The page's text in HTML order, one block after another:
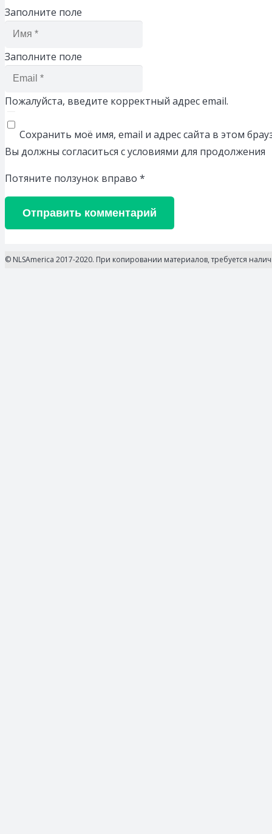
Заполните поле
Заполните поле
Пожалуйста, введите корректный адрес email.
Сохранить моё имя, email и адрес сайта в этом
Вы должны согласиться с условиями для продолжения
Потяните ползунок вправо *
Отправить комментарий
© NLSAmerica 2017-2020. При копировании материалов, требуется